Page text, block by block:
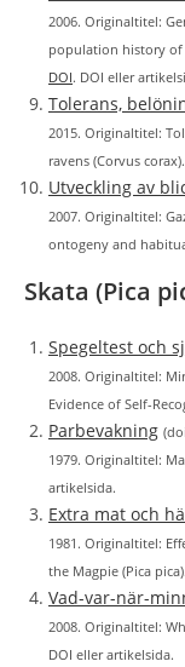
2006. Originaltitel:
population history of
DOI. DOI eller
Tolerans,
2015. Originaltitel:
ravens (Corvus corax).
Utveckling av
2007. Originaltitel:
ontogeny and
Skata (Pica
Spegeltest och
2008. Originaltitel:
Evidence of Self-
Parbevakning
1979. Originaltitel:
artikelsida.
Extra mat och
1981. Originaltitel:
the Magpie (Pica pica).
Vad-var-när-
2008. Originaltitel:
DOI eller artikelsida.